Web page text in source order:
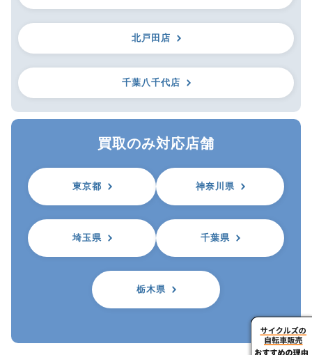
北戸田店
千葉八千代店
買取のみ対応店舗
東京都 神奈川県
埼玉県 千葉県
栃木県